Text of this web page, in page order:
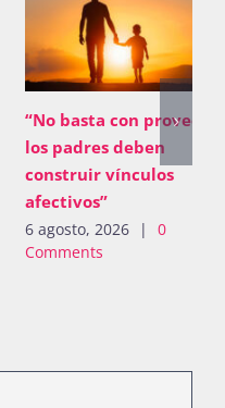
“No basta con proveer;
los padres deben
construir vínculos
afectivos”
6 agosto, 2026 |
Comments